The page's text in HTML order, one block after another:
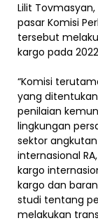
Lilit
pasar Komisi
tersebut
kargo pada
“Komisi
yang
penilaian
lingkungan
sektor
internasional
kargo
kargo dan
studi tentang
melakukan